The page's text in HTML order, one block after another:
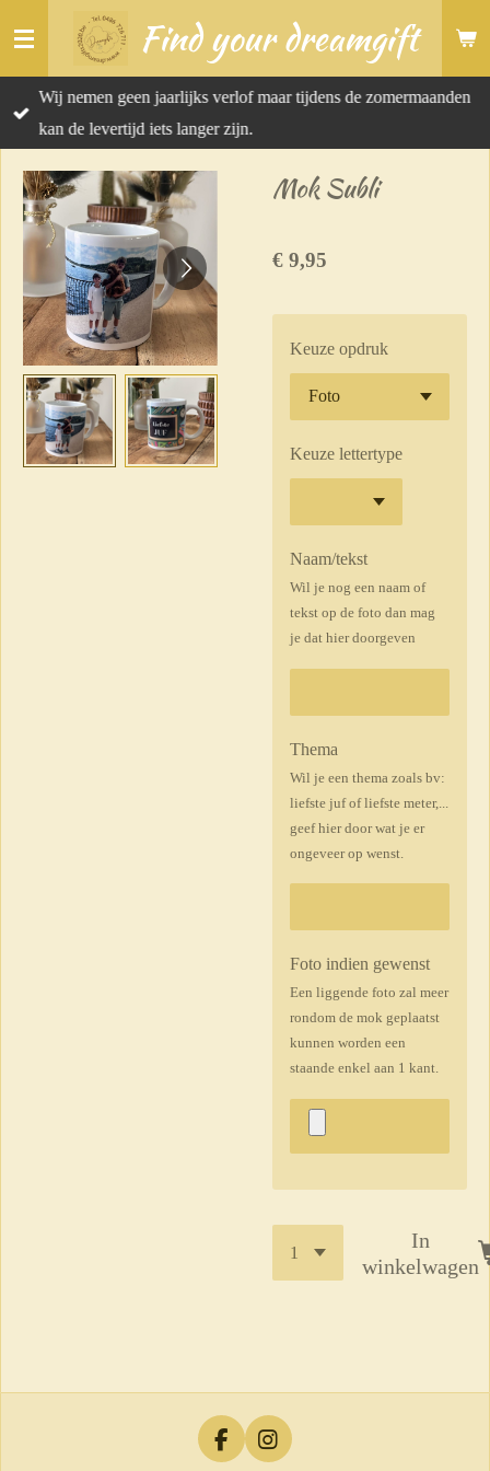
Ga
naar
de
hoofdinhoud
Find your dreamgift
Wij nemen geen jaarlijks verlof maar tijdens de zomermaanden
kan de levertijd iets langer zijn.
Mok Subli
€ 9,95
Keuze opdruk
Keuze lettertype
Naam/tekst
Wil je nog een naam of
tekst op de foto dan mag
je dat hier doorgeven
Thema
Wil je een thema zoals bv:
liefste juf of liefste meter,...
geef hier door wat je er
ongeveer op wenst.
Foto indien gewenst
Een liggende foto zal meer
rondom de mok geplaatst
kunnen worden een
staande enkel aan 1 kant.
In
winkelwagen
F
I